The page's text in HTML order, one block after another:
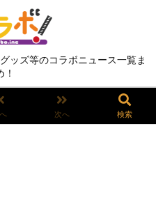
ッズ等のコラボニュース一覧ま
！
次へ 検索